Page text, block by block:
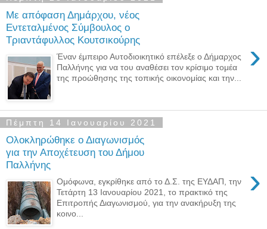
Με απόφαση Δημάρχου, νέος
Εντεταλμένος Σύμβουλος ο
Τριαντάφυλλος Κουτσικούρης
›
Έναν έμπειρο Αυτοδιοικητικό επέλεξε ο Δήμαρχος
Παλλήνης για να του αναθέσει τον κρίσιμο τομέα
της προώθησης της τοπικής οικονομίας και την...
Πέμπτη 14 Ιανουαρίου 2021
Ολοκληρώθηκε ο Διαγωνισμός
για την Αποχέτευση του Δήμου
Παλλήνης
›
Ομόφωνα, εγκρίθηκε από το Δ.Σ. της ΕΥΔΑΠ, την
Τετάρτη 13 Ιανουαρίου 2021, το πρακτικό της
Επιτροπής Διαγωνισμού, για την ανακήρυξη της
κοινο...